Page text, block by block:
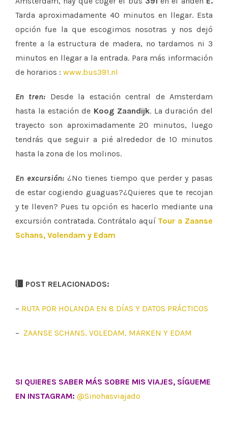
Tarda aproximadamente 40 minutos en llegar. Esta
opción fue la que escogimos nosotras y nos dejó
frente a la estructura de madera, no tardamos ni 3
minutos en llegar a la entrada. Para más información
de horarios : www.bus391.nl
En tren: Desde la estación central de Amsterdam
hasta la estación de Koog Zaandijk. La duración del
trayecto son aproximadamente 20 minutos, luego
tendrás que seguir a pié alrededor de 10 minutos
hasta la zona de los molinos.
En excursión: ¿No tienes tiempo que perder y pasas
de estar cogiendo guaguas?¿Quieres que te recojan
y te lleven? Pues tu opción es hacerlo mediante una
excursión contratada. Contrátalo aquí Tour a Zaanse
Schans, Volendam y Edam
POST RELACIONADOS:
– RUTA POR HOLANDA EN 8 DÍAS Y DATOS PRÁCTICOS
– ZAANSE SCHANS, VOLEDAM, MARKEN Y EDAM
SI QUIERES SABER MÁS SOBRE MIS VIAJES, SÍGUEME
EN INSTAGRAM: @Sinohasviajado